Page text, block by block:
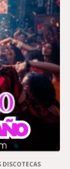
DISCOTECAS